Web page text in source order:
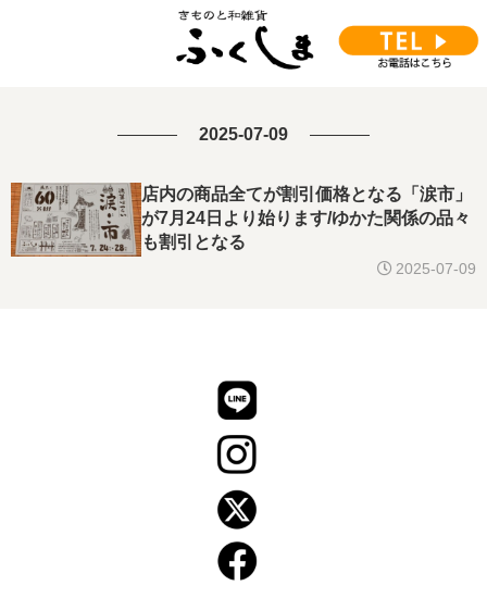
2025-07-09
店内の商品全てが割引価格となる「涙市」
が7月24日より始ります/ゆかた関係の品々
も割引となる
2025-07-09